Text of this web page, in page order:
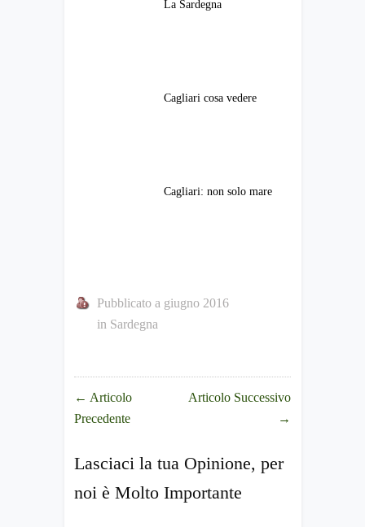
La Sardegna
Cagliari cosa vedere
Cagliari: non solo mare
Pubblicato a giugno 2016
in Sardegna
← Articolo
Precedente
Articolo Successivo
→
Lasciaci la tua Opinione, per
noi è Molto Importante